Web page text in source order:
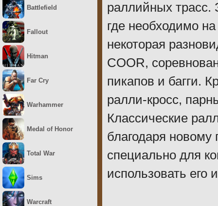
раллийных трасс.
где необходимо
некоторая
COOR,
пикапов и багги.
ралли-кросс,
Классические
благодаря новому
специально для
использовать
Battlefield
Fallout
Hitman
Far Cry
Warhammer
Medal of Honor
Total War
Sims
Warcraft